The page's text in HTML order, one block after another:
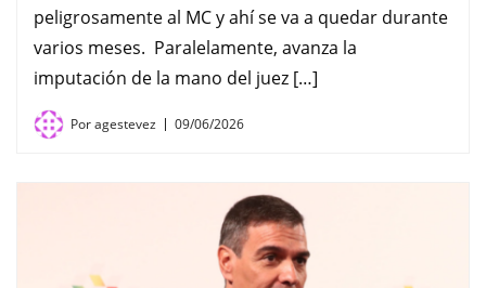
peligrosamente al MC y ahí se va a quedar durante
varios meses. Paralelamente, avanza la
imputación de la mano del juez […]
Poragestevez 09/06/2026